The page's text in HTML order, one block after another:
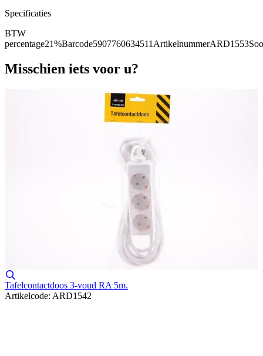
Specificaties
BTW
percentage21%Barcode5907760634511ArtikelnummerARD1553
Misschien iets voor u?
Tafelcontactdoos 3-voud RA 5m.
Artikelcode: ARD1542